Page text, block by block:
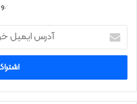
.و
ر
ا
ی